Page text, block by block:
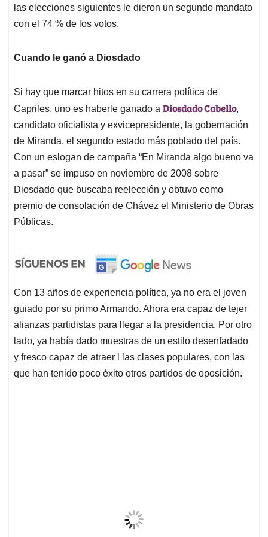
las elecciones siguientes le dieron un segundo mandato
con el 74 % de los votos.
Cuando le ganó a Diosdado
Si hay que marcar hitos en su carrera política de
Capriles, uno es haberle ganado a Diosdado Cabello,
candidato oficialista y exvicepresidente, la gobernación
de Miranda, el segundo estado más poblado del país.
Con un eslogan de campaña “En Miranda algo bueno va
a pasar” se impuso en noviembre de 2008 sobre
Diosdado que buscaba reelección y obtuvo como
premio de consolación de Chávez el Ministerio de Obras
Públicas.
Con 13 años de experiencia política, ya no era el joven
guiado por su primo Armando. Ahora era capaz de tejer
alianzas partidistas para llegar a la presidencia. Por otro
lado, ya había dado muestras de un estilo desenfadado
y fresco capaz de atraer l las clases populares, con las
que han tenido poco éxito otros partidos de oposición.